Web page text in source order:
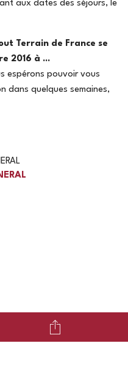
aux dates des séjours, le
Terrain de France se
2016 à ...
espérons pouvoir vous
dans quelques semaines,